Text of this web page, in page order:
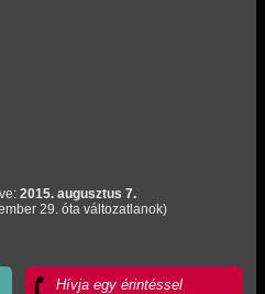
2015. augusztus 7.
29. óta változatlanok)
Hívja egy érintéssel